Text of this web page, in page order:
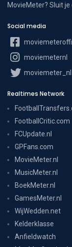
MovieMeter? Sluit
Social media
moviemeternl
moviemeter_nl
Realtimes Network
FootballCritic.com
FCUpdate.nl
GPFans.com
MovieMeter.nl
MusicMeter.nl
BoekMeter.nl
GamesMeter.nl
WijWedden.net
Kelderklasse
Anfieldwatch